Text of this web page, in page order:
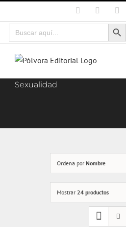
al
contenido
Facebook
Buscar:
Botón de
Sexualidad
Ordena por Nombre
Mostrar 24 productos